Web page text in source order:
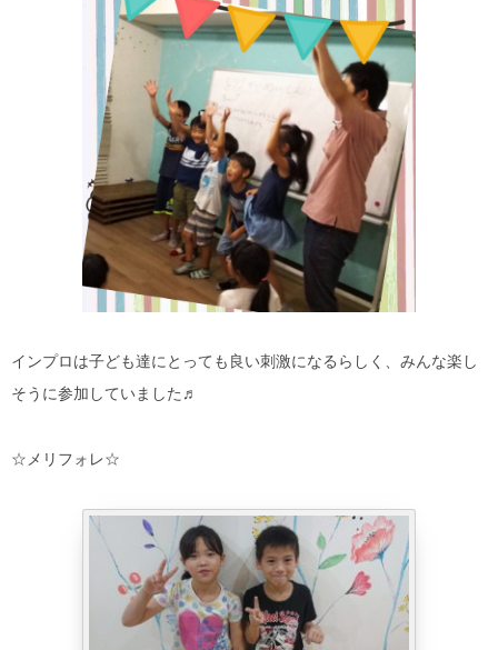
インプロは子ども達にとっても良い刺激になるらしく、みんな楽し
そうに参加していました♬
☆メリフォレ☆